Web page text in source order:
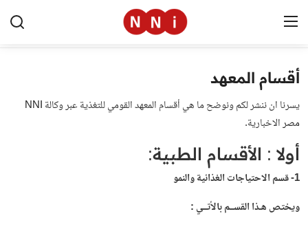
الرئيسية
اخبار مصر
العالم
الرياضة
مال وأعمال
أقسام المعهد
يسرنا ان ننشر لكم ونوضح ما هي أقسام المعهد القومي للتغذية عبر وكالةNNI
مصرالاخبارية.
أولا : الأقسام الطبية:
1- قسم الاحتياجات الغذائية والنمو
ويختص هـذا القســم بالأتــي :